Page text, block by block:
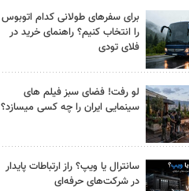
برای سفرهای طولانی کدام اتوبوس
را انتخاب کنیم؟ راهنمای خرید در
فلای تودی
لو رفت! فضای سبز فیلم های
سینمایی ایران را چه کسی میسازد؟
سانترال یا ویپ؟ راز ارتباطات پایدار
در شرکت‌های حرفه‌ای